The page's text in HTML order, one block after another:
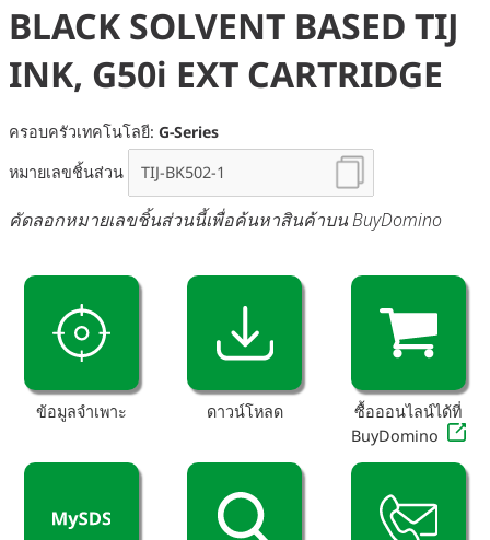
BLACK SOLVENT BASED TIJ
INK, G50i EXT CARTRIDGE
ครอบครัวเทคโนโลยี: G-Series
หมายเลขชิ้นส่วน
คัดลอกหมายเลขชิ้นส่วนนี้เพื่อค้นหาสินค้าบน BuyDomino
ข้อมูลจำเพาะ ดาวน์โหลด
ซื้อออนไลน์ได้ที่
BuyDomino